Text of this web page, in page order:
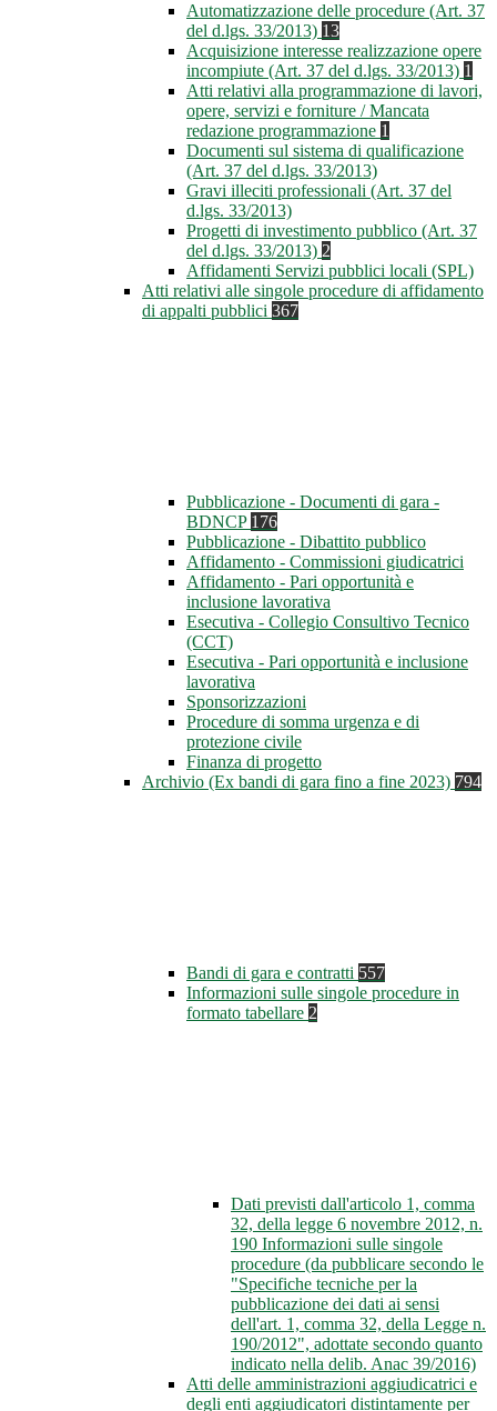
Automatizzazione delle procedure (Art. 37
del d.lgs. 33/2013) 13
Acquisizione interesse realizzazione opere
incompiute (Art. 37 del d.lgs. 33/2013) 1
Atti relativi alla programmazione di lavori,
opere, servizi e forniture / Mancata
redazione programmazione 1
Documenti sul sistema di qualificazione
(Art. 37 del d.lgs. 33/2013)
Gravi illeciti professionali (Art. 37 del
d.lgs. 33/2013)
Progetti di investimento pubblico (Art. 37
del d.lgs. 33/2013) 2
Affidamenti Servizi pubblici locali (SPL)
Atti relativi alle singole procedure di affidamento
di appalti pubblici 367
Pubblicazione - Documenti di gara -
BDNCP 176
Pubblicazione - Dibattito pubblico
Affidamento - Commissioni giudicatrici
Affidamento - Pari opportunità e
inclusione lavorativa
Esecutiva - Collegio Consultivo Tecnico
(CCT)
Esecutiva - Pari opportunità e inclusione
lavorativa
Sponsorizzazioni
Procedure di somma urgenza e di
protezione civile
Finanza di progetto
Archivio (Ex bandi di gara fino a fine 2023) 794
Bandi di gara e contratti 557
Informazioni sulle singole procedure in
formato tabellare 2
Dati previsti dall'articolo 1, comma
32, della legge 6 novembre 2012, n.
190 Informazioni sulle singole
procedure (da pubblicare secondo le
"Specifiche tecniche per la
pubblicazione dei dati ai sensi
dell'art. 1, comma 32, della Legge n.
190/2012", adottate secondo quanto
indicato nella delib. Anac 39/2016)
Atti delle amministrazioni aggiudicatrici e
degli enti aggiudicatori distintamente per